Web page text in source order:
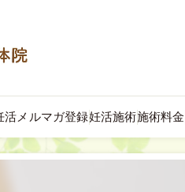
活メルマガ登録妊活施術施術料金